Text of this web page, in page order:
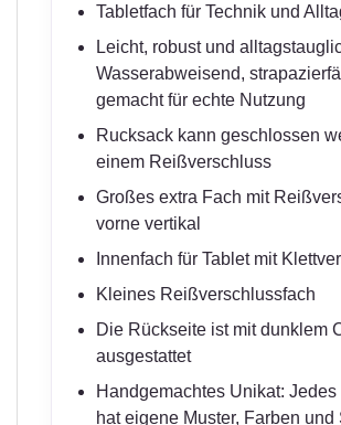
Tabletfach für Technik und
Leicht, robust und
Wasserabweisend,
gemacht für echte Nutzung
Rucksack kann geschlossen
einem Reißverschluss
Großes extra Fach mit
vorne vertikal
Innenfach für Tablet mit
Kleines Reißverschlussfach
Die Rückseite ist mit dunklem
ausgestattet
Handgemachtes Unikat: Jedes
hat eigene Muster, Farben und